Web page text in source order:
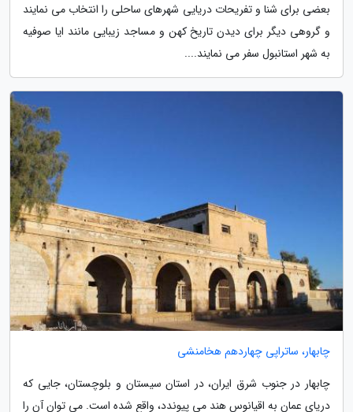
بعضی برای شنا و تفریحات دریایی شهرهای ساحلی را انتخاب می نمایند
و گروهی دیگر برای دیدن تاریخ کهن و مساجد زیبایی مانند ایا صوفیه
به شهر استانبول سفر می نمایند....
چابهار، ساتراپی چهاردهم هخامنشی
چابهار در جنوب شرق ایران، در استان سیستان و بلوچستان، جایی که
دریای عمان به اقیانوس هند می پیوندد، واقع شده است. می توان آن را